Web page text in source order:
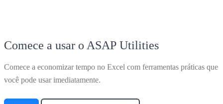
Comece a usar o ASAP Utilities
Comece a economizar tempo no Excel com ferramentas práticas que
você pode usar imediatamente.